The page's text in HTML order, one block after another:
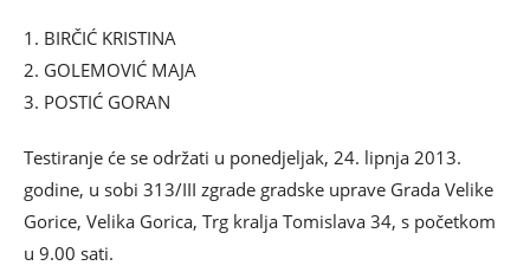
1. BIRČIĆ KRISTINA
2. GOLEMOVIĆ MAJA
3. POSTIĆ GORAN
Testiranje će se održati u ponedjeljak, 24. lipnja 2013.
godine, u sobi 313/III zgrade gradske uprave Grada Velike
Gorice, Velika Gorica, Trg kralja Tomislava 34, s početkom
u 9.00 sati.